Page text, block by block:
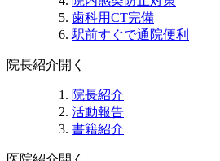
歯科用CT完備
駅前すぐで通院便利
院長紹介開く
院長紹介
活動報告
書籍紹介